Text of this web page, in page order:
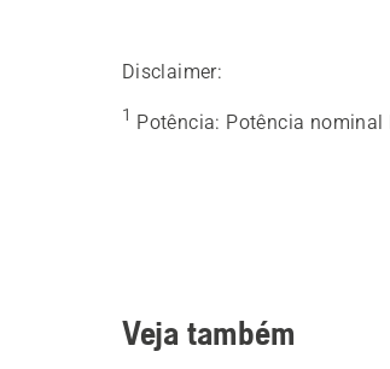
Disclaimer:
1 Potência: Potência nominal
Veja também